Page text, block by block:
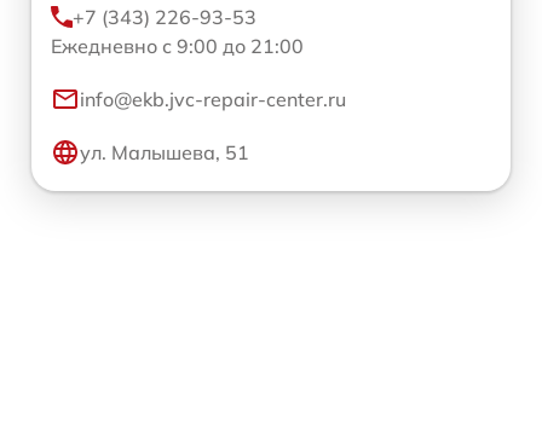
+7 (343) 226-93-53
Ежедневно с 9:00 до 21:00
info@ekb.jvc-repair-center.ru
ул. Малышева, 51